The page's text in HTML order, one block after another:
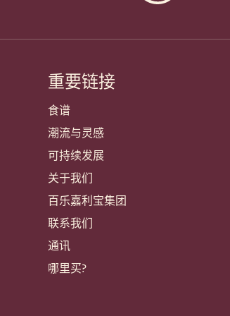
Footer
Callebaut
重要链接
食谱
潮流与灵感
可持续发展
关于我们
百乐嘉利宝集团
联系我们
通讯
哪里买?